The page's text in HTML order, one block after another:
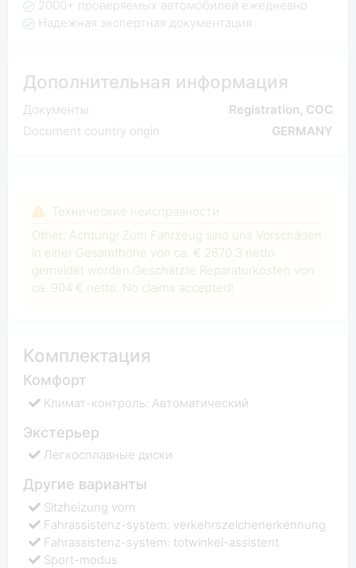
2000+ проверяемых автомобилей ежедневно
Надежная экспертная документация
Дополнительная информация
Документы
Registration, COC
Document country origin
GERMANY
Технические неисправности
Other: Achtung! Zum Fahrzeug sind uns Vorschäden
in einer Gesamthöhe von ca. € 2670.3 netto
gemeldet worden.Geschätzte Reparaturkosten von
ca. 904 € netto. No claims accepted!
Комплектация
Комфорт
Климат-контроль: Автоматический
Экстерьер
Легкосплавные диски
Другие варианты
Sitzheizung vorn
Fahrassistenz-system: verkehrszeichenerkennung
Fahrassistenz-system: totwinkel-assistent
Sport-modus